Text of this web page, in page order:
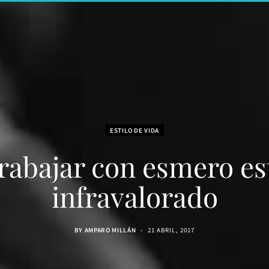
ESTILO DE VIDA
con esmero
infravalorado
BY AMPARO MILLÁN 21 ABRIL, 2017